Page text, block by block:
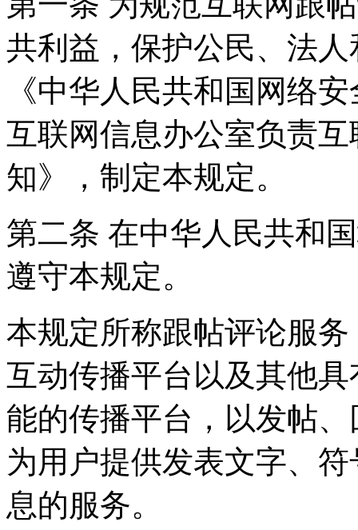
共利益，保护公民、法
《中华人民共和国网络
互联网信息办公室负责
知》，制定本规定。
第二条 在中华人民共和
遵守本规定。
本规定所称跟帖评论服
互动传播平台以及其他
能的传播平台，以发帖
为用户提供发表文字、
息的服务。